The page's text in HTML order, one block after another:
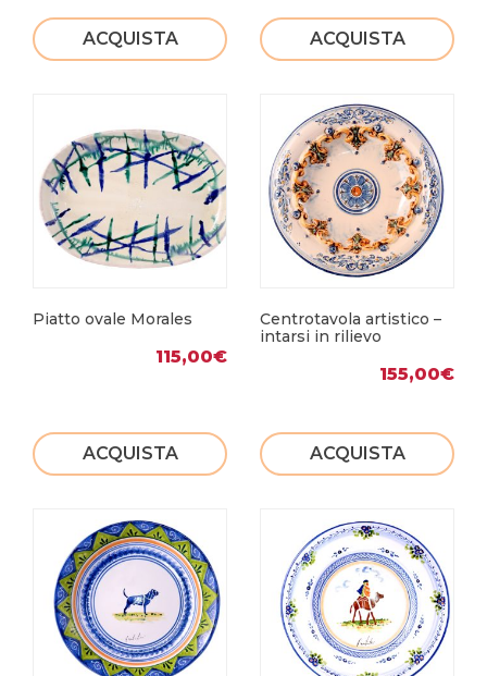
ACQUISTA ACQUISTA
Piatto ovale Morales
115,00€
ACQUISTA
Centrotavola artistico –
intarsi in rilievo
155,00€
ACQUISTA